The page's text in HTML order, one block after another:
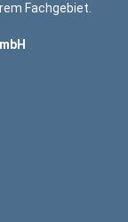
Fachgebiet.